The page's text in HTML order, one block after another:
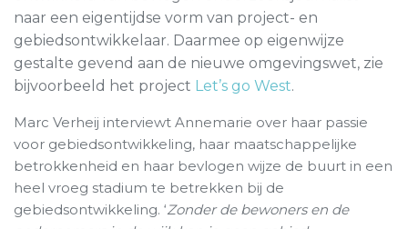
naar een eigentijdse vorm van project- en
gebiedsontwikkelaar. Daarmee op eigenwijze
gestalte gevend aan de nieuwe omgevingswet, zie
bijvoorbeeld het project Let’s go West.
Marc Verheij interviewt Annemarie over haar passie
voor gebiedsontwikkeling, haar maatschappelijke
betrokkenheid en haar bevlogen wijze de buurt in een
heel vroeg stadium te betrekken bij de
gebiedsontwikkeling. ‘Zonder de bewoners en de